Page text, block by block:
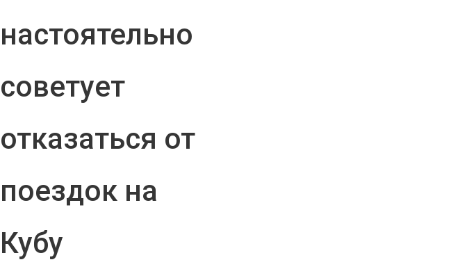
настоятельно
советует
отказаться от
поездок на
Кубу